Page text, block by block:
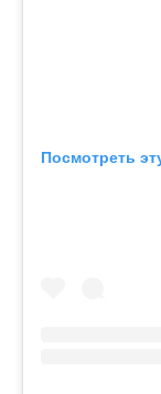
Посмотреть